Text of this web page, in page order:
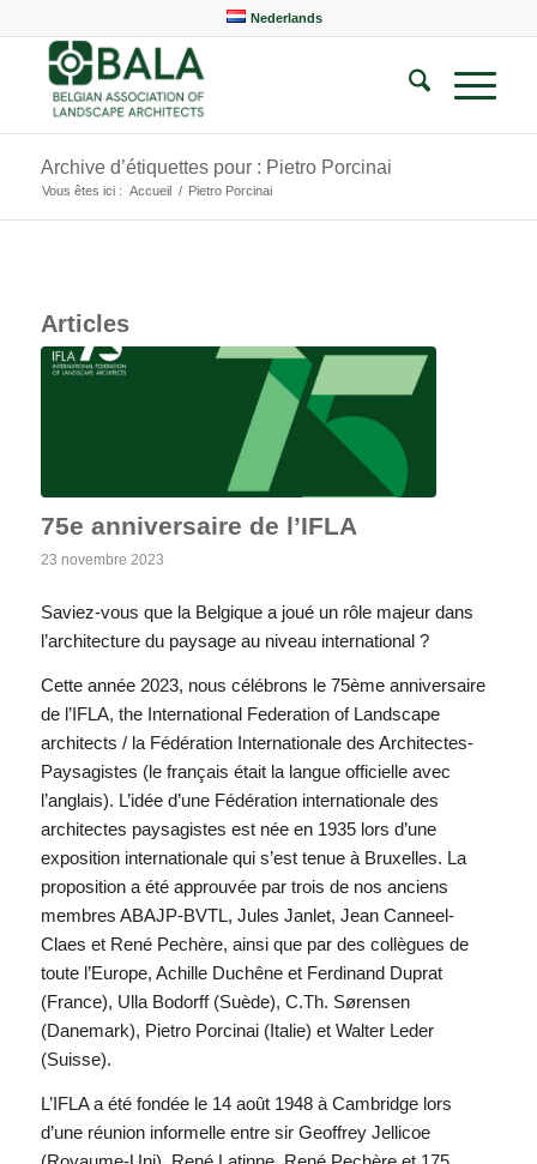
Nederlands
Archive d’étiquettes pour : Pietro Porcinai
Vous êtes ici : Accueil / Pietro Porcinai
Articles
75e anniversaire de l’IFLA
23 novembre 2023
Saviez-vous que la Belgique a joué un rôle majeur dans
l’architecture du paysage au niveau international ?
Cette année 2023, nous célébrons le 75ème anniversaire
de l’IFLA, the International Federation of Landscape
architects / la Fédération Internationale des Architectes-
Paysagistes (le français était la langue officielle avec
l’anglais). L’idée d’une Fédération internationale des
architectes paysagistes est née en 1935 lors d’une
exposition internationale qui s’est tenue à Bruxelles. La
proposition a été approuvée par trois de nos anciens
membres ABAJP-BVTL, Jules Janlet, Jean Canneel-
Claes et René Pechère, ainsi que par des collègues de
toute l’Europe, Achille Duchêne et Ferdinand Duprat
(France), Ulla Bodorff (Suède), C.Th. Sørensen
(Danemark), Pietro Porcinai (Italie) et Walter Leder
(Suisse).
L’IFLA a été fondée le 14 août 1948 à Cambridge lors
d’une réunion informelle entre sir Geoffrey Jellicoe